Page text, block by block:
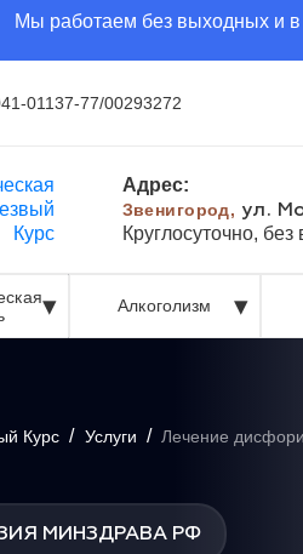
Мы работаем без выходных и в
01137-77/00293272
Адрес:
Звенигород, ул.
Круглосуточно,
Алкоголизм
Курс / Услуги / Лечение
МИНЗДРАВА РФ